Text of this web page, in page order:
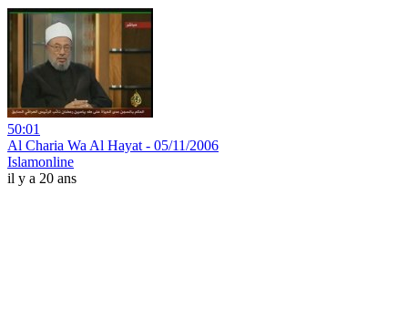
50:01
Al Charia Wa Al Hayat - 05/11/2006
Islamonline
il y a 20 ans